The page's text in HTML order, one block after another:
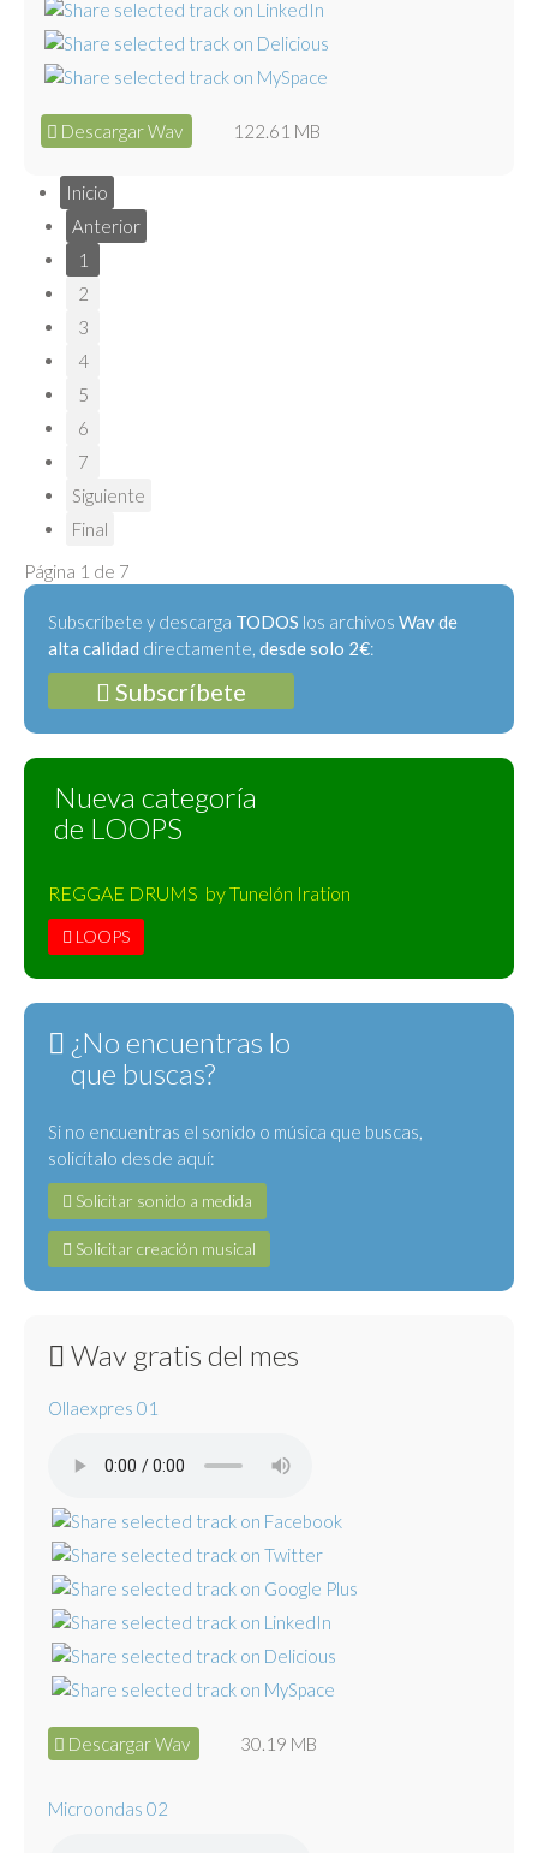
Descargar Wav 122.61 MB
Inicio
Anterior
1
2
3
4
5
6
7
Siguiente
Final
Página 1 de 7
Subscríbete y descarga TODOS los archivos Wav de
alta calidad directamente, desde solo 2€:
Subscríbete
Nueva categoría
de LOOPS
REGGAE DRUMS by Tunelón Iration
LOOPS
¿No encuentras lo
que buscas?
Si no encuentras el sonido o música que buscas,
solicítalo desde aquí:
Solicitar sonido a medida
Solicitar creación musical
Wav gratis del mes
Ollaexpres 01
Descargar Wav 30.19 MB
Microondas 02